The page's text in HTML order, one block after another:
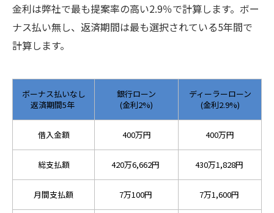
金利は弊社で最も提案率の高い2.9％で計算します。ボー
ナス払い無し、返済期間は最も選択されている5年間で
計算します。
ボーナス払いなし
返済期間5年
銀行ローン
(金利2%)
ディーラーローン
(金利2.9%)
借入金額 400万円 400万円
総支払額 420万6,662円 430万1,828円
月間支払額 7万100円 7万1,600円